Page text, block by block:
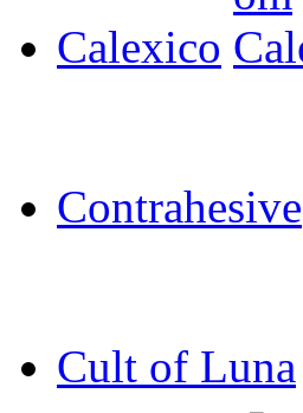
Calexico
Contrahesive
Cult of Luna